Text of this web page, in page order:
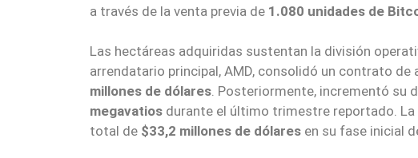
a través de la venta previa de 1.080 unidades de
Las hectáreas adquiridas sustentan la división
arrendatario principal, AMD, consolidó un contrato
millones de dólares. Posteriormente, incrementó su
megavatios durante el último trimestre reportado.
total de $33,2 millones de dólares en su fase inicial